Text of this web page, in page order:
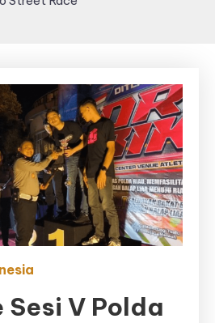
Sesi V Polda